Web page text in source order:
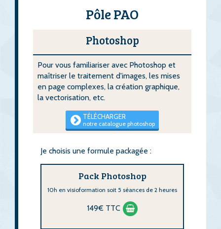
Pôle PAO
Photoshop
Pour vous familiariser avec Photoshop et
maîtriser le traitement d'images, les mises
en page complexes, la création graphique,
la vectorisation, etc.
TÉLÉCHARGER
notre catalogue photoshop
Je choisis une formule packagée :
Pack Photoshop
10h en visioformation soit 5 séances de 2 heures
149€ TTC